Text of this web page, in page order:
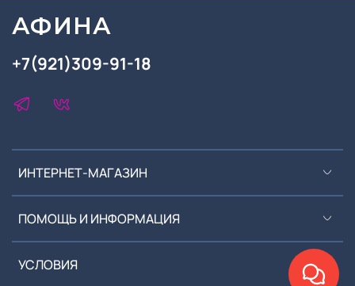
ИНТЕРНЕТ-МАГАЗИН
ПОМОЩЬ И ИНФОРМАЦИЯ
УСЛОВИЯ
+7(921)309-91-18
АФИНА